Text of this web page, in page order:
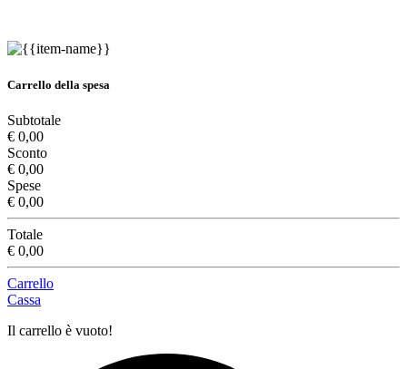
Carrello della spesa
Subtotale
€ 0,00
Sconto
€ 0,00
Spese
€ 0,00
Totale
€ 0,00
Carrello
Cassa
Il carrello è vuoto!